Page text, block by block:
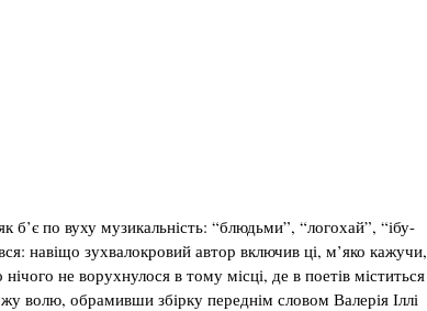
б’є по вуху музикальність: “блюдьми”, “логохай”, “ібу-
навіщо зухвалокровий автор включив ці, м’яко кажучи,
не ворухнулося в тому місці, де в поетів міститься
волю, обрамивши збірку переднім словом Валерія Іллі